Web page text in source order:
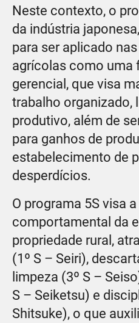
Neste contexto, o
da indústria
para ser aplicado
agrícolas como uma
gerencial, que visa
trabalho organizado,
produtivo, além de
para ganhos de
estabelecimento de
desperdícios.
O programa 5S visa
comportamental da
propriedade rural,
(1º S – Seiri),
limpeza (3º S –
S – Seiketsu) e
Shitsuke), o que